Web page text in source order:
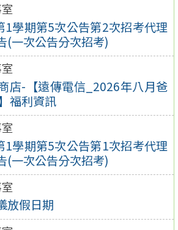
1學期第5次公告第2次招考代理
(一次公告分次招考)
店-【遠傳電信_2026年八月爸
福利資訊
1學期第5次公告第1次招考代理
(一次公告分次招考)
放假日期